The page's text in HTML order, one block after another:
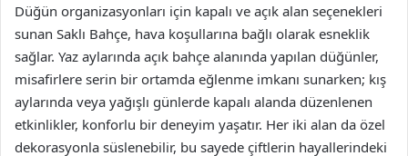
Düğün organizasyonları için kapalı ve açık alan seçenekleri
sunan Saklı Bahçe, hava koşullarına bağlı olarak esneklik
sağlar. Yaz aylarında açık bahçe alanında yapılan düğünler,
misafirlere serin bir ortamda eğlenme imkanı sunarken; kış
aylarında veya yağışlı günlerde kapalı alanda düzenlenen
etkinlikler, konforlu bir deneyim yaşatır. Her iki alan da özel
dekorasyonla süslenebilir, bu sayede çiftlerin hayallerindeki